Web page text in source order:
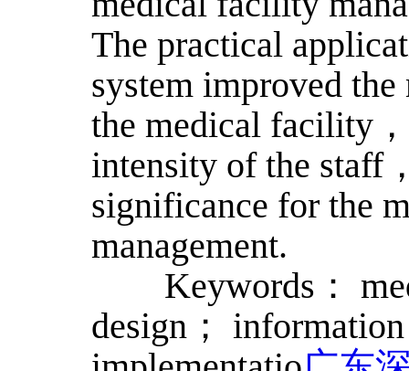
The practical
system improved
the medical facility
intensity of the staff
significance for the
management.
Keywords：
design；